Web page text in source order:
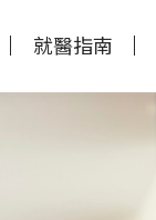
就醫指南